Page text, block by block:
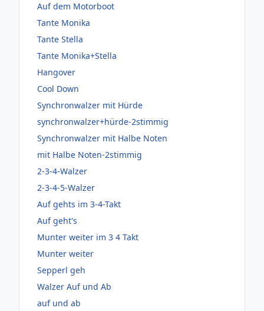
Auf dem Motorboot
Tante Monika
Tante Stella
Tante Monika+Stella
Hangover
Cool Down
Synchronwalzer mit Hürde
synchronwalzer+hürde-2stimmig
Synchronwalzer mit Halbe Noten
mit Halbe Noten-2stimmig
2-3-4-Walzer
2-3-4-5-Walzer
Auf gehts im 3-4-Takt
Auf geht's
Munter weiter im 3 4 Takt
Munter weiter
Sepperl geh
Walzer Auf und Ab
auf und ab